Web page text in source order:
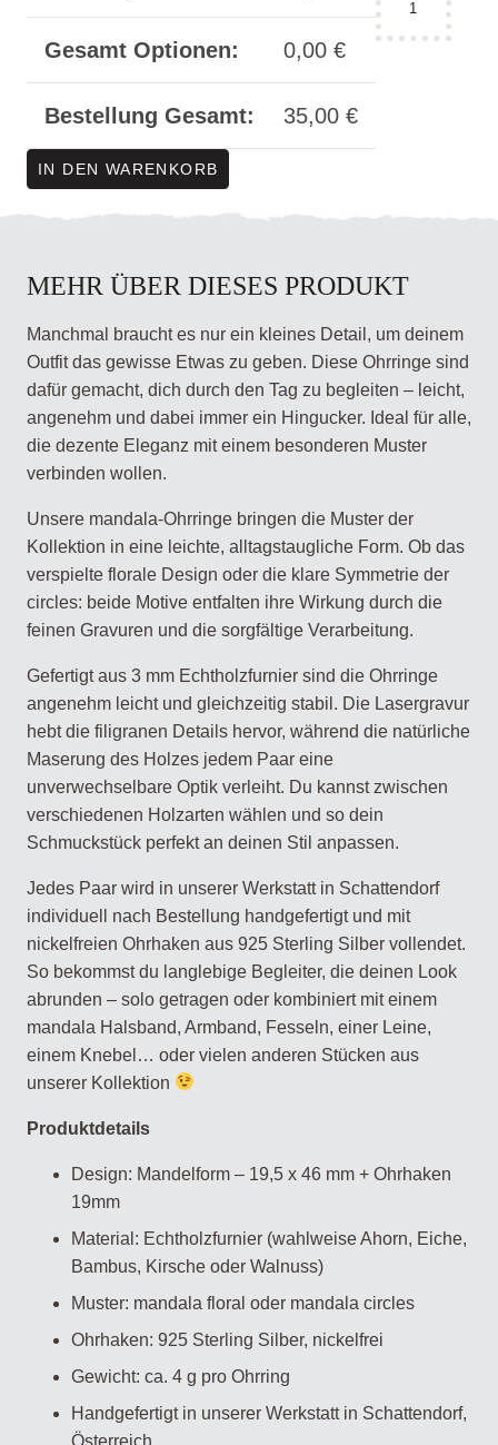
Gesamt Optionen: 0,00 €
Bestellung Gesamt: 35,00 €
mandala
Holz
IN DEN WARENKORB
MEHR ÜBER DIESES PRODUKT
Manchmal braucht es nur ein kleines Detail, um deinem
Outfit das gewisse Etwas zu geben. Diese Ohrringe sind
dafür gemacht, dich durch den Tag zu begleiten – leicht,
angenehm und dabei immer ein Hingucker. Ideal für alle,
die dezente Eleganz mit einem besonderen Muster
verbinden wollen.
Unsere mandala-Ohrringe bringen die Muster der
Kollektion in eine leichte, alltagstaugliche Form. Ob das
verspielte florale Design oder die klare Symmetrie der
circles: beide Motive entfalten ihre Wirkung durch die
feinen Gravuren und die sorgfältige Verarbeitung.
Gefertigt aus 3 mm Echtholzfurnier sind die Ohrringe
angenehm leicht und gleichzeitig stabil. Die Lasergravur
hebt die filigranen Details hervor, während die natürliche
Maserung des Holzes jedem Paar eine
unverwechselbare Optik verleiht. Du kannst zwischen
verschiedenen Holzarten wählen und so dein
Schmuckstück perfekt an deinen Stil anpassen.
Jedes Paar wird in unserer Werkstatt in Schattendorf
individuell nach Bestellung handgefertigt und mit
nickelfreien Ohrhaken aus 925 Sterling Silber vollendet.
So bekommst du langlebige Begleiter, die deinen Look
abrunden – solo getragen oder kombiniert mit einem
mandala Halsband, Armband, Fesseln, einer Leine,
einem Knebel… oder vielen anderen Stücken aus
unserer Kollektion
Produktdetails
Design: Mandelform – 19,5 x 46 mm + Ohrhaken
19mm
Material: Echtholzfurnier (wahlweise Ahorn, Eiche,
Bambus, Kirsche oder Walnuss)
Muster: mandala floral oder mandala circles
Ohrhaken: 925 Sterling Silber, nickelfrei
Gewicht: ca. 4 g pro Ohrring
Handgefertigt in unserer Werkstatt in Schattendorf,
Österreich